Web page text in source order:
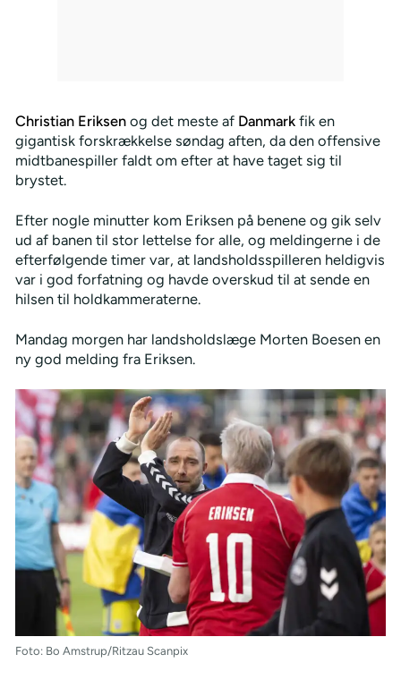
Christian Eriksenog det meste af Danmarkfik en
gigantisk forskrækkelse søndag aften, da den offensive
midtbanespiller faldt om efter at have taget sig til
brystet.
Efter nogle minutter kom Eriksen på benene og gik selv
ud af banen til stor lettelse for alle, og meldingerne i de
efterfølgende timer var, at landsholdsspilleren heldigvis
var i god forfatning og havde overskud til at sende en
hilsen til holdkammeraterne.
Mandag morgen har landsholdslæge Morten Boesen en
ny god melding fra Eriksen.
Foto: Bo Amstrup/Ritzau Scanpix